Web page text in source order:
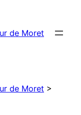
de Moret
de Moret >